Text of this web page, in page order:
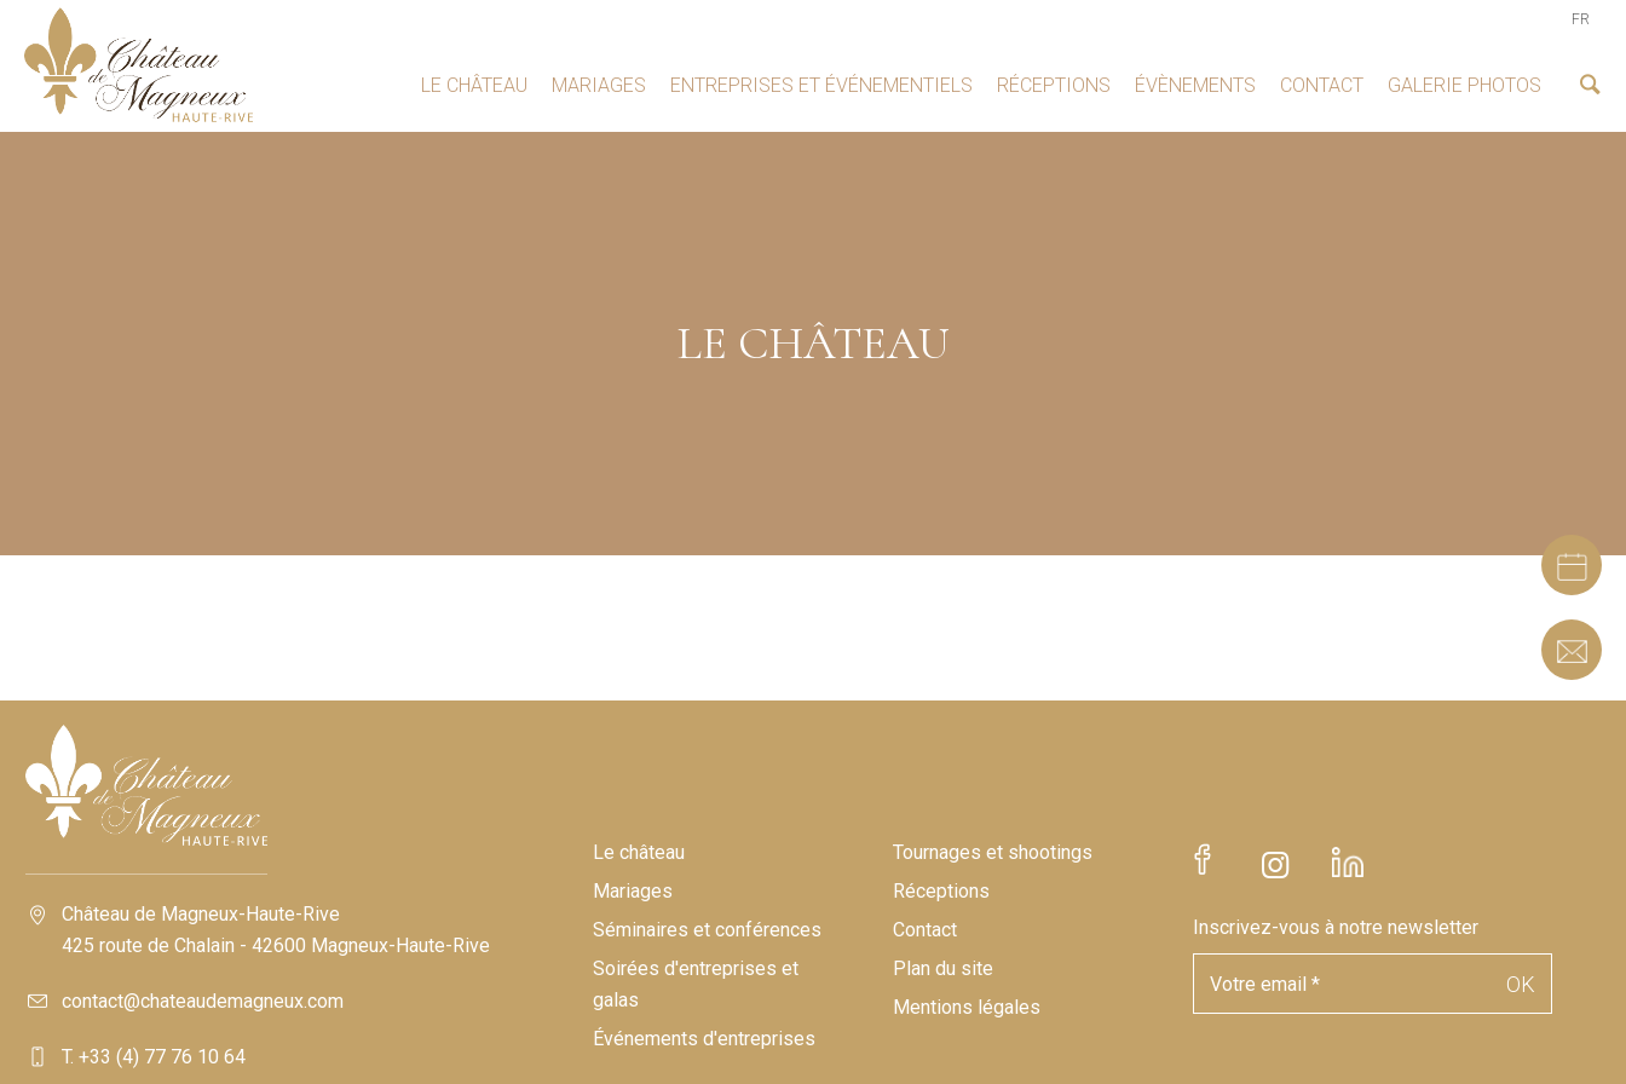
FR
LE CHÂTEAU MARIAGES ENTREPRISES ET ÉVÉNEMENTIELS RÉCEPTIONS ÉVÈNEMENTS CONTACT GALERIE PHOTOS
LE CHÂTEAU
Château de Magneux-Haute-Rive
425 route de Chalain - 42600 Magneux-Haute-Rive
contact@chateaudemagneux.com
T. +33 (4) 77 76 10 64
Le château
Mariages
Séminaires et conférences
Soirées d'entreprises et
galas
Événements d'entreprises
Tournages et shootings
Réceptions
Contact
Plan du site
Mentions légales
Inscrivez-vous à notre newsletter